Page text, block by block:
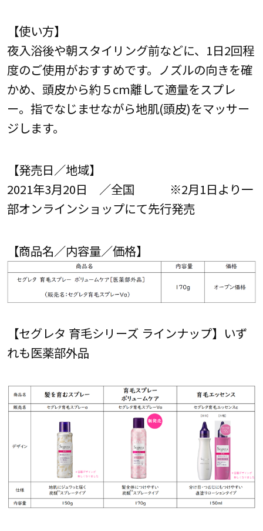
【使い方】
夜入浴後や朝スタイリング前などに、1日2回程
度のご使用がおすすめです。ノズルの向きを確
かめ、頭皮から約５cm離して適量をスプレ
ー。指でなじませながら地肌(頭皮)をマッサー
ジします。
【発売日／地域】
2021年3月20日 ／全国 ※2月1日より一
部オンラインショップにて先行発売
【商品名／内容量／価格】
【セグレタ 育毛シリーズ ラインナップ】いず
れも医薬部外品